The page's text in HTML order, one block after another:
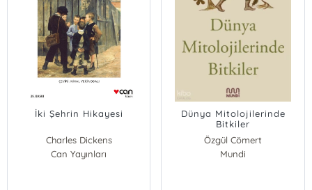
İki Şehrin Hikayesi
Charles Dickens
Can Yayınları
Dünya Mitolojilerinde
Bitkiler
Özgül Cömert
Sinan Cömert
Mundi